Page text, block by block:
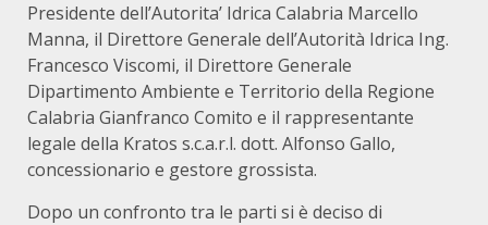
Presidente dell’Autorita’ Idrica Calabria Marcello
Manna, il Direttore Generale dell’Autorità Idrica Ing.
Francesco Viscomi, il Direttore Generale
Dipartimento Ambiente e Territorio della Regione
Calabria Gianfranco Comito e il rappresentante
legale della Kratos s.c.a.r.l. dott. Alfonso Gallo,
concessionario e gestore grossista.
Dopo un confronto tra le parti si è deciso di